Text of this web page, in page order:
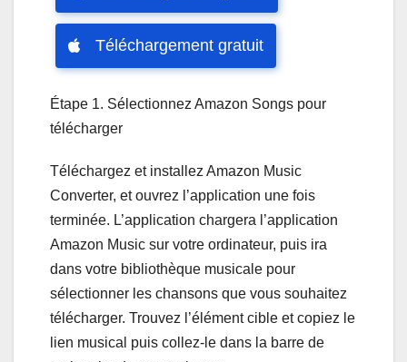
Téléchargement gratuit
Étape 1. Sélectionnez Amazon Songs pour
télécharger
Téléchargez et installez Amazon Music
Converter, et ouvrez l’application une fois
terminée. L’application chargera l’application
Amazon Music sur votre ordinateur, puis ira
dans votre bibliothèque musicale pour
sélectionner les chansons que vous souhaitez
télécharger. Trouvez l’élément cible et copiez le
lien musical puis collez-le dans la barre de